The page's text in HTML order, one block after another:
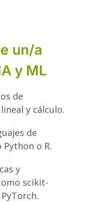
un/a
y ML
de
y cálculo.
de
o R.
y
scikit-